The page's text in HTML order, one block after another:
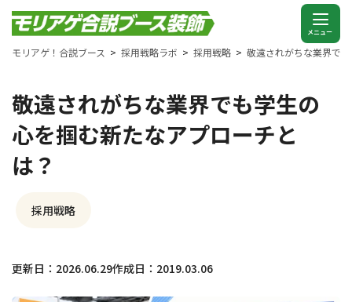
モリアゲ！合説ブース 採用戦略ラボ 採用戦略 敬遠されがちな業界で
敬遠されがちな業界でも学生の
心を掴む新たなアプローチと
は？
採用戦略
更新日：2026.06.29作成日：2019.03.06